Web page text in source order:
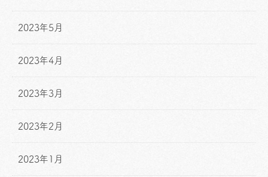
2023年5月
2023年4月
2023年3月
2023年2月
2023年1月